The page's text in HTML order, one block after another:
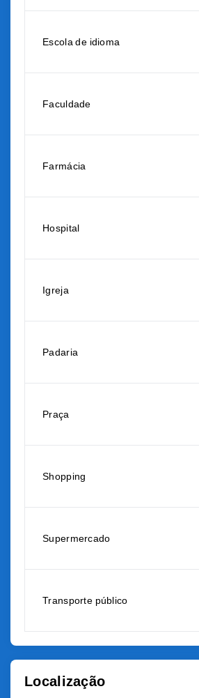
Escola de idioma
Faculdade
Farmácia
Hospital
Igreja
Padaria
Praça
Shopping
Supermercado
Transporte público
Localização